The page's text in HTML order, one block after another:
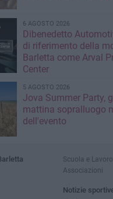
6 AGOSTO 2026
Dibenedetto
di riferimento della
Barletta come Arval
Center
5 AGOSTO 2026
Jova Summer Party,
mattina sopralluogo
dell'evento
Scuola e Lavoro
Associazioni
Notizie